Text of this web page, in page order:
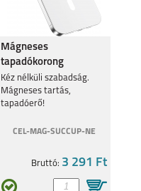
Mágneses
tapadókorong
mobiltelefonhoz,
Neonsárga
Kéz nélküli szabadság.
Mágneses tartás,
tapadóerő!
CEL-MAG-SUCCUP-NE
Bruttó: 3 291 Ft